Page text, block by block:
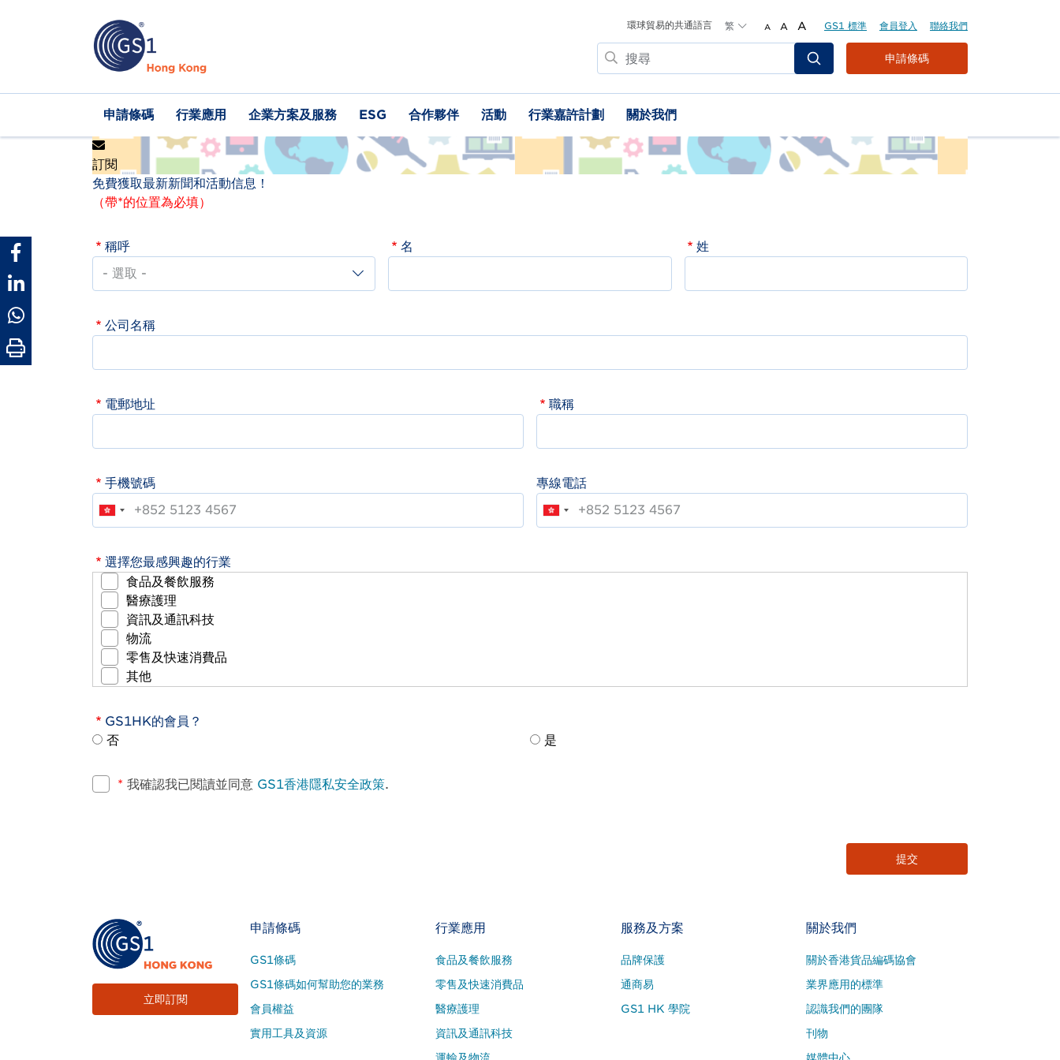
環球貿易的共通語言 繁 A A A GS1 標準 會員登入 聯絡我們
搜
尋
Header
Top
Menu
申請條碼
Main
navigation
申請條碼 行業應用 企業方案及服務 ESG 合作夥伴 活動 行業嘉許計劃 關於我們
訂閱
免費獲取最新新聞和活動信息！
（帶*的位置為必填）
稱呼 名 姓
公司名稱
電郵地址 職稱
手機號碼 專線電話
選擇您最感興趣的行業
食品及餐飲服務
醫療護理
資訊及通訊科技
物流
零售及快速消費品
其他
GS1HK的會員？
否
是
* 我確認我已閱讀並同意 GS1香港隱私安全政策.
立即訂閱
Footer
Site
Menu
申請條碼
GS1條碼
GS1條碼如何幫助您的業務
會員權益
實用工具及資源
行業應用
食品及餐飲服務
零售及快速消費品
醫療護理
資訊及通訊科技
服務及方案
品牌保護
通商易
GS1 HK 學院
關於我們
關於香港貨品編碼協會
業界應用的標準
認識我們的團隊
刊物